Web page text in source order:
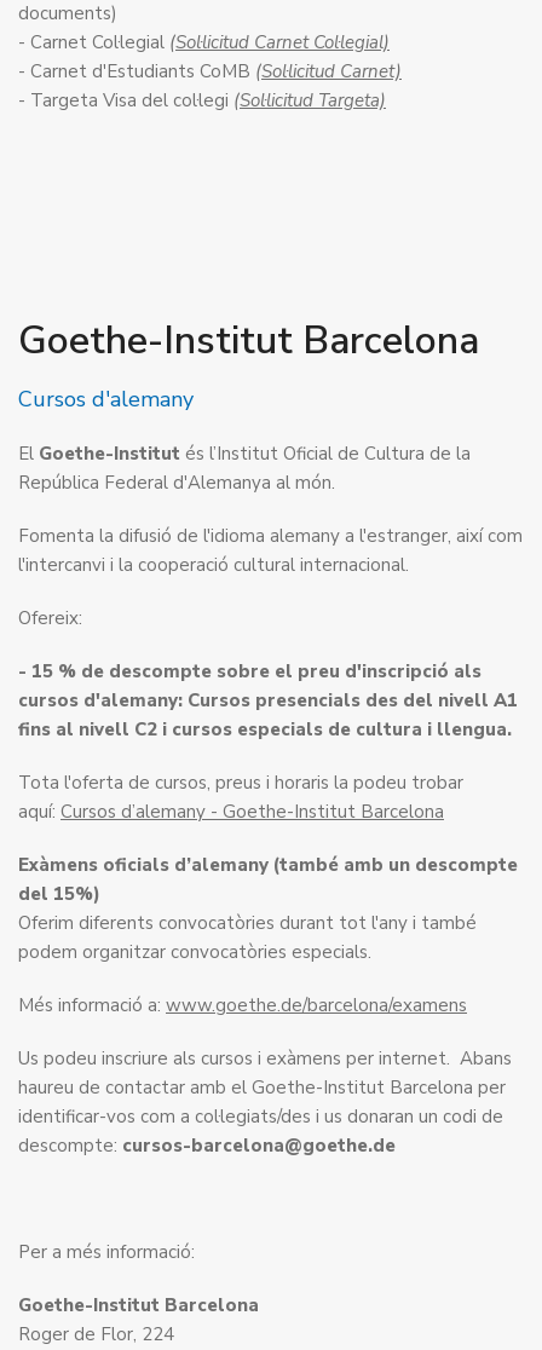
documents)
- Carnet Col·legial (Sol·licitud Carnet Col·legial)
- Carnet d'Estudiants CoMB (Sol·licitud Carnet)
- Targeta Visa del col·legi (Sol·licitud Targeta)
Goethe-Institut Barcelona
Cursos d'alemany
El Goethe-Institut és l’Institut Oficial de Cultura de la
República Federal d'Alemanya al món.
Fomenta la difusió de l'idioma alemany a l'estranger, així com
l'intercanvi i la cooperació cultural internacional.
Ofereix:
- 15 % de descompte sobre el preu d'inscripció als
cursos d'alemany: Cursos presencials des del nivell A1
fins al nivell C2 i cursos especials de cultura i llengua.
Tota l'oferta de cursos, preus i horaris la podeu trobar
aquí: Cursos d’alemany - Goethe-Institut Barcelona
Exàmens oficials d’alemany (també amb un descompte
del 15%)
Oferim diferents convocatòries durant tot l'any i també
podem organitzar convocatòries especials.
Més informació a: www.goethe.de/barcelona/examens
Us podeu inscriure als cursos i exàmens per internet. Abans
haureu de contactar amb el Goethe-Institut Barcelona per
identificar-vos com a col·legiats/des i us donaran un codi de
descompte: cursos-barcelona@goethe.de
Per a més informació:
Goethe-Institut Barcelona
Roger de Flor, 224